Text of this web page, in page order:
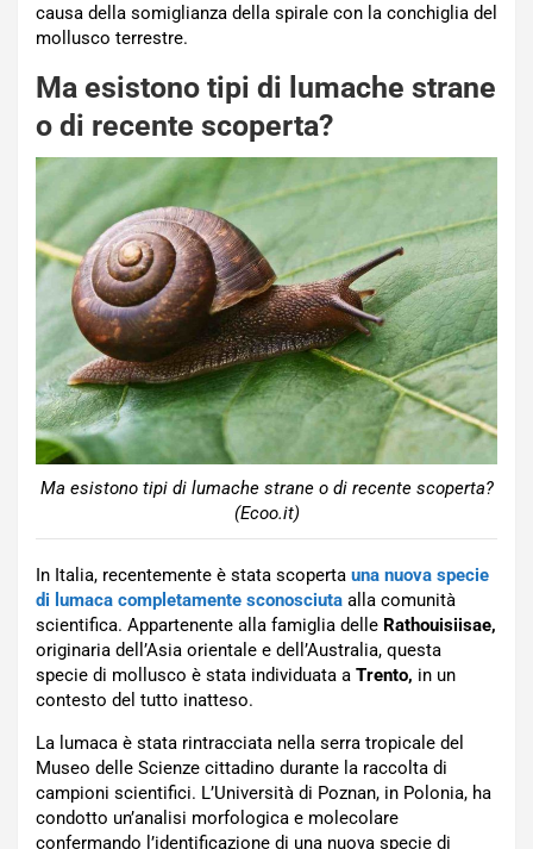
causa della somiglianza della spirale con la conchiglia del
mollusco terrestre.
Ma esistono tipi di lumache strane
o di recente scoperta?
Ma esistono tipi di lumache strane o di recente scoperta?
(Ecoo.it)
In Italia, recentemente è stata scoperta una nuova specie
di lumaca completamente sconosciuta alla comunità
scientifica. Appartenente alla famiglia delle Rathouisiisae,
originaria dell’Asia orientale e dell’Australia, questa
specie di mollusco è stata individuata a Trento, in un
contesto del tutto inatteso.
La lumaca è stata rintracciata nella serra tropicale del
Museo delle Scienze cittadino durante la raccolta di
campioni scientifici. L’Università di Poznan, in Polonia, ha
condotto un’analisi morfologica e molecolare
confermando l’identificazione di una nuova specie di